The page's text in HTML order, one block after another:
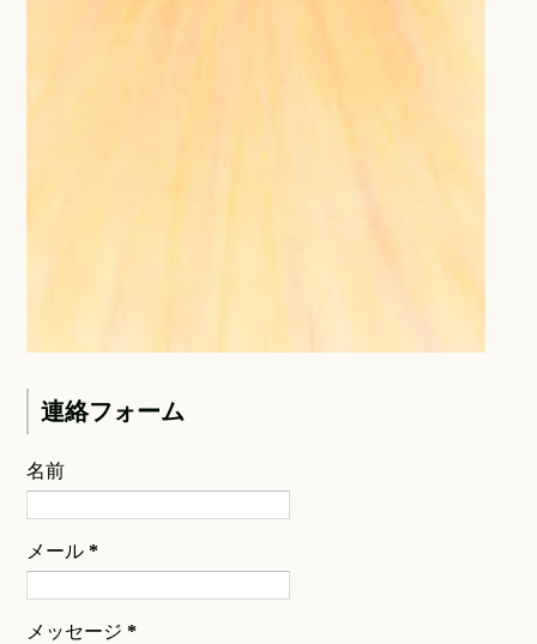
連絡フォーム
名前
メール*
メッセージ*